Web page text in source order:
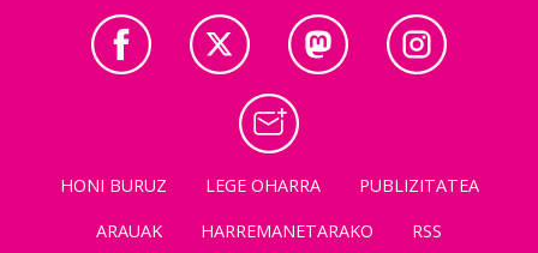
HONI BURUZ LEGE OHARRA
PUBLIZITATEA
ARAUAK
HARREMANETARAKO RSS